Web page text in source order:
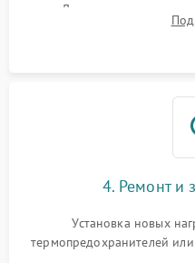
Диагностика
переключателя
4. Ремонт и
Установка новых
термопредохранителей